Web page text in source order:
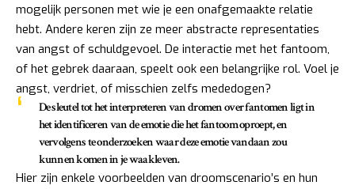
mogelijk personen met wie je een onafgemaakte relatie
hebt. Andere keren zijn ze meer abstracte representaties
van angst of schuldgevoel. De interactie met het fantoom,
of het gebrek daaraan, speelt ook een belangrijke rol. Voel je
angst, verdriet, of misschien zelfs mededogen?
De sleutel tot het interpreteren van dromen over fantomen ligt in
het identificeren van de emotie die het fantoom oproept, en
vervolgens te onderzoeken waar deze emotie vandaan zou
kunnen komen in je waakleven.
Hier zijn enkele voorbeelden van droomscenario’s en hun